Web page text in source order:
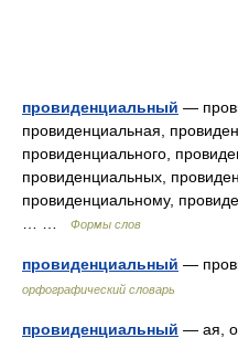
провиденциальный —
провиденциальная,
провиденциального,
провиденциальных,
провиденциальному,
Формы слов
провиденциальный —
орфографический словарь
провиденциальный — ая,